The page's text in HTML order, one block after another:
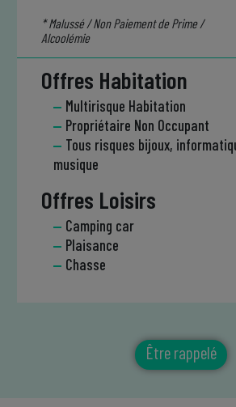
* Malussé / Non Paiement de Prime /
Alcoolémie
Offres Habitation
Multirisque Habitation
Propriétaire Non Occupant
Tous risques bijoux,
musique
Offres Loisirs
Camping car
Plaisance
Chasse
Être rappelé